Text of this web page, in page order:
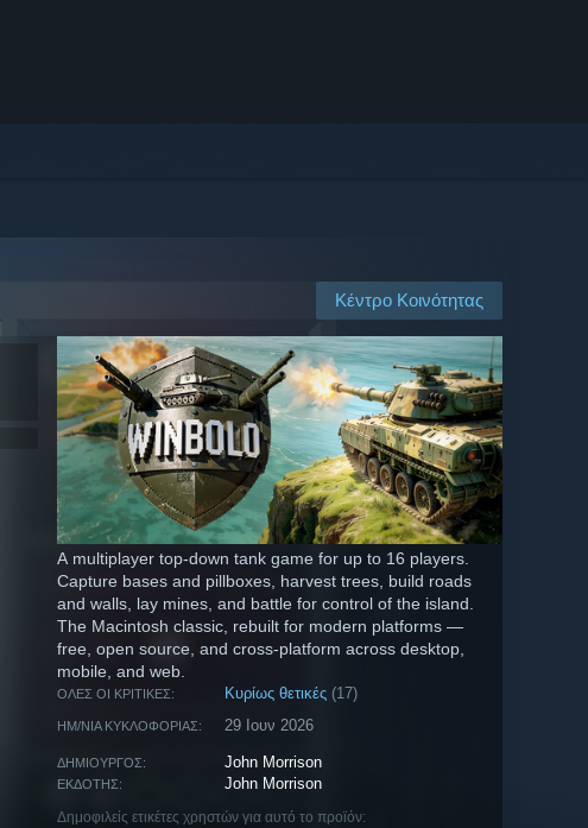
Κέντρο Κοινότητας
A multiplayer top-down tank game for up to 16 players.
Capture bases and pillboxes, harvest trees, build roads
and walls, lay mines, and battle for control of the island.
The Macintosh classic, rebuilt for modern platforms —
free, open source, and cross-platform across desktop,
mobile, and web.
ΌΛΕΣ ΟΙ ΚΡΙΤΙΚΈΣ: Κυρίως θετικές (17)
ΗΜ/ΝΊΑ ΚΥΚΛΟΦΟΡΊΑΣ: 29 Ιουν 2026
ΔΗΜΙΟΥΡΓΌΣ: John Morrison
ΕΚΔΌΤΗΣ: John Morrison
Δημοφιλείς ετικέτες χρηστών για αυτό το προϊόν: